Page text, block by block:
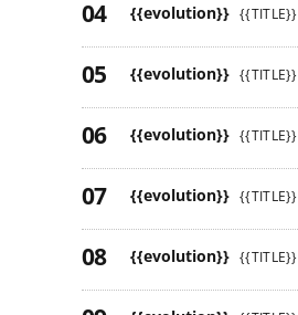
{{evolution}} {{TITLE}}
{{evolution}} {{TITLE}}
{{evolution}} {{TITLE}}
{{evolution}} {{TITLE}}
{{evolution}} {{TITLE}}